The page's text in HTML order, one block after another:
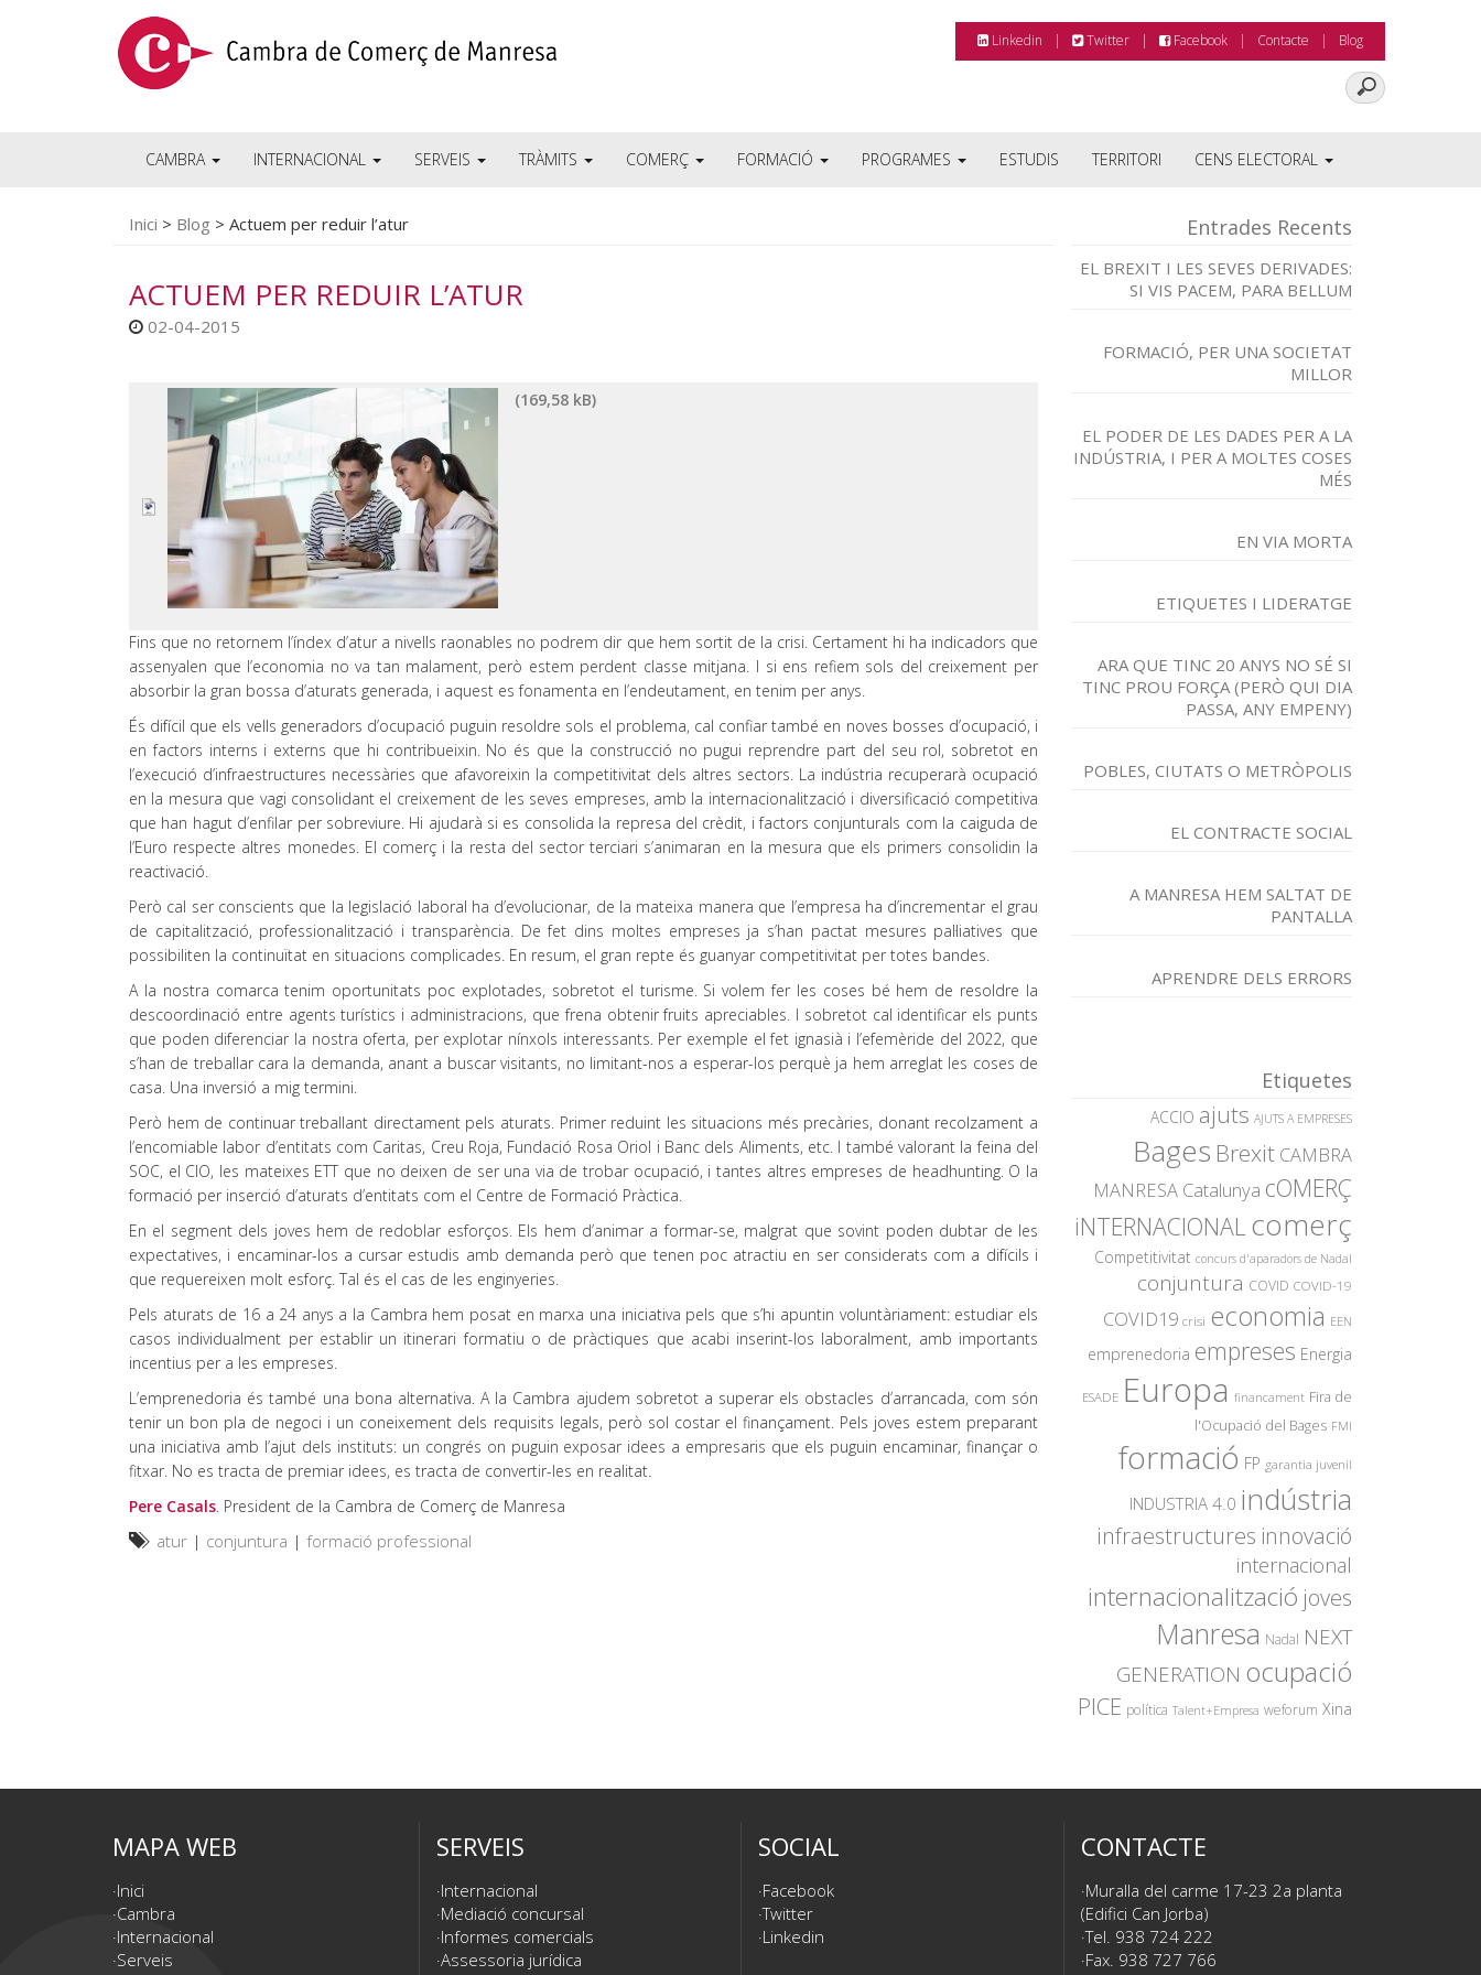
Linkedin Twitter Facebook Contacte Blog
CAMBRA INTERNACIONAL SERVEIS TRÀMITS COMERÇ FORMACIÓ PROGRAMES ESTUDIS TERRITORI CENS ELECTORAL
Inici > Blog > Actuem per reduir l’atur
ACTUEM PER REDUIR L’ATUR
02-04-2015
Fins que no retornem l’índex d’atur a nivells raonables no podrem dir que hem sortit de la crisi. Certament hi ha indicadors que
assenyalen que l’economia no va tan malament, però estem perdent classe mitjana. I si ens refiem sols del creixement per
absorbir la gran bossa d’aturats generada, i aquest es fonamenta en l’endeutament, en tenim per anys.
És difícil que els vells generadors d’ocupació puguin resoldre sols el problema, cal confiar també en noves bosses d’ocupació, i
en factors interns i externs que hi contribueixin. No és que la construcció no pugui reprendre part del seu rol, sobretot en
l’execució d’infraestructures necessàries que afavoreixin la competitivitat dels altres sectors. La indústria recuperarà ocupació
en la mesura que vagi consolidant el creixement de les seves empreses, amb la internacionalització i diversificació competitiva
que han hagut d’enfilar per sobreviure. Hi ajudarà si es consolida la represa del crèdit, i factors conjunturals com la caiguda de
l’Euro respecte altres monedes. El comerç i la resta del sector terciari s’animaran en la mesura que els primers consolidin la
reactivació.
Però cal ser conscients que la legislació laboral ha d’evolucionar, de la mateixa manera que l’empresa ha d’incrementar el grau
de capitalització, professionalització i transparència. De fet dins moltes empreses ja s’han pactat mesures pal·liatives que
possibiliten la continuïtat en situacions complicades. En resum, el gran repte és guanyar competitivitat per totes bandes.
A la nostra comarca tenim oportunitats poc explotades, sobretot el turisme. Si volem fer les coses bé hem de resoldre la
descoordinació entre agents turístics i administracions, que frena obtenir fruits apreciables. I sobretot cal identificar els punts
que poden diferenciar la nostra oferta, per explotar nínxols interessants. Per exemple el fet ignasià i l’efemèride del 2022, que
s’han de treballar cara la demanda, anant a buscar visitants, no limitant-nos a esperar-los perquè ja hem arreglat les coses de
casa. Una inversió a mig termini.
Però hem de continuar treballant directament pels aturats. Primer reduint les situacions més precàries, donant recolzament a
l’encomiable labor d’entitats com Caritas, Creu Roja, Fundació Rosa Oriol i Banc dels Aliments, etc. I també valorant la feina del
SOC, el CIO, les mateixes ETT que no deixen de ser una via de trobar ocupació, i tantes altres empreses de headhunting. O la
formació per inserció d’aturats d’entitats com el Centre de Formació Pràctica.
En el segment dels joves hem de redoblar esforços. Els hem d’animar a formar-se, malgrat que sovint poden dubtar de les
expectatives, i encaminar-los a cursar estudis amb demanda però que tenen poc atractiu en ser considerats com a difícils i
que requereixen molt esforç. Tal és el cas de les enginyeries.
Pels aturats de 16 a 24 anys a la Cambra hem posat en marxa una iniciativa pels que s’hi apuntin voluntàriament: estudiar els
casos individualment per establir un itinerari formatiu o de pràctiques que acabi inserint-los laboralment, amb importants
incentius per a les empreses.
L’emprenedoria és també una bona alternativa. A la Cambra ajudem sobretot a superar els obstacles d’arrancada, com són
tenir un bon pla de negoci i un coneixement dels requisits legals, però sol costar el finançament. Pels joves estem preparant
una iniciativa amb l’ajut dels instituts: un congrés on puguin exposar idees a empresaris que els puguin encaminar, finançar o
fitxar. No es tracta de premiar idees, es tracta de convertir-les en realitat.
Pere Casals. President de la Cambra de Comerç de Manresa
atur | conjuntura | formació professional
Entrades Recents
EL BREXIT I LES SEVES DERIVADES:
SI VIS PACEM, PARA BELLUM
FORMACIÓ, PER UNA SOCIETAT
MILLOR
EL PODER DE LES DADES PER A LA
INDÚSTRIA, I PER A MOLTES COSES
MÉS
EN VIA MORTA
ETIQUETES I LIDERATGE
ARA QUE TINC 20 ANYS NO SÉ SI
TINC PROU FORÇA (PERÒ QUI DIA
PASSA, ANY EMPENY)
POBLES, CIUTATS O METRÒPOLIS
EL CONTRACTE SOCIAL
A MANRESA HEM SALTAT DE
PANTALLA
APRENDRE DELS ERRORS
Etiquetes
ACCIO ajuts AJUTS A EMPRESES
Bages Brexit CAMBRA
MANRESA Catalunya cOMERÇ
iNTERNACIONAL comerç
Competitivitat concurs d'aparadors de Nadal
conjuntura COVID COVID-19
COVID19 crisi economia EEN
emprenedoria empreses Energia
ESADE Europa financament Fira de
l'Ocupació del Bages FMI
formació FP garantia juvenil
INDUSTRIA 4.0 indústria
infraestructures innovació
internacional
internacionalització joves
Manresa Nadal NEXT
GENERATION ocupació
PICE política Talent+Empresa weforum Xina
MAPA WEB
Inici
Cambra
Internacional
Serveis
SERVEIS
Internacional
Mediació concursal
Informes comercials
Assessoria jurídica
SOCIAL
Facebook
Twitter
Linkedin
CONTACTE
Muralla del carme 17-23 2a planta
(Edifici Can Jorba)
Tel. 938 724 222
Fax. 938 727 766